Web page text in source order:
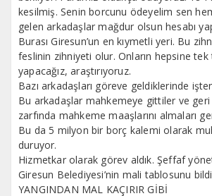
kesilmiş. Senin borcunu ödeyelim sen
gelen arkadaşlar mağdur olsun hesabı
Burası Giresun’un en kıymetli yeri. Bu
feslinin zihniyeti olur. Onların hepsine
yapacağız, araştırıyoruz.
Bazı arkadaşları göreve geldiklerinde
Bu arkadaşlar mahkemeye gittiler ve
zarfında mahkeme maaşlarını almaları
Bu da 5 milyon bir borç kalemi olarak
duruyor.
Hizmetkar olarak görev aldık. Şeffaf
Giresun Belediyesi’nin mali tablosunu
YANGINDAN MAL KAÇIRIR GİBİ